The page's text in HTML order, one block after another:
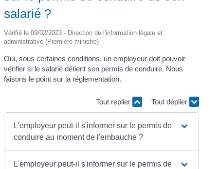
salarié ?
Vérifié le 09/02/2023 - Direction de l'information légale et
administrative (Première ministre)
Oui, sous certaines conditions, un employeur doit pouvoir
vérifier si le salarié détient son permis de conduire. Nous
faisons le point sur la réglementation.
Tout replier Tout déplier
L'employeur peut-il s'informer sur le permis de
conduire au moment de l'embauche ?
L'employeur peut-il s'informer sur le permis de